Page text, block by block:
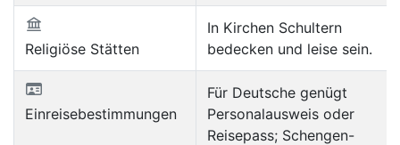
Religiöse Stätten
In Kirchen Schultern
bedecken und leise sein.
Einreisebestimmungen
Für Deutsche genügt
Personalausweis oder
Reisepass; Schengen-